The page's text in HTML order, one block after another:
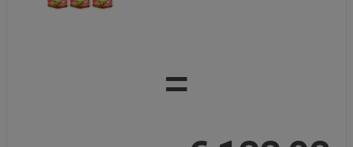
=
Cookie-Informationen